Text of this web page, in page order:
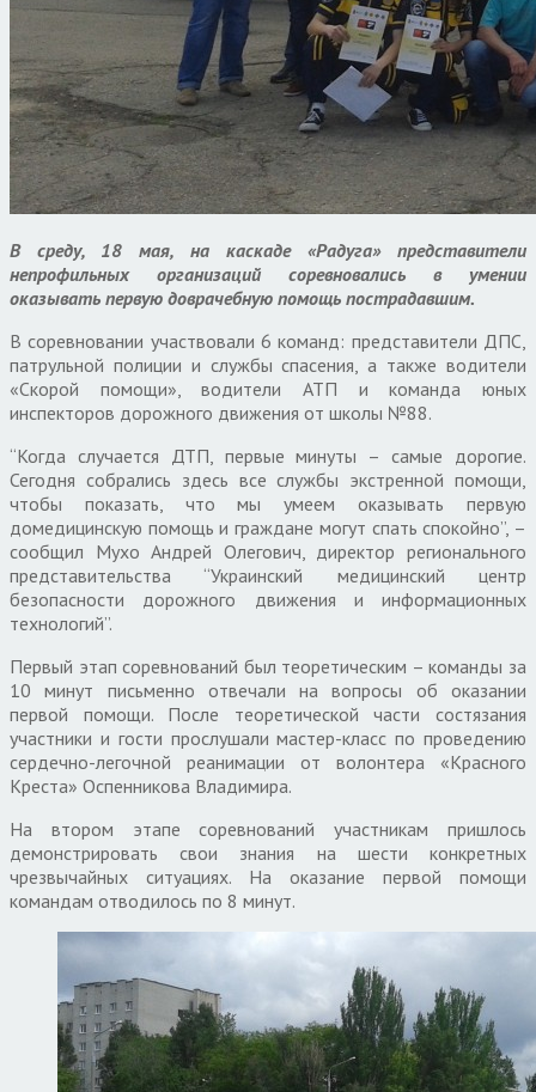
В среду, 18 мая, на каскаде «Радуга» представители
непрофильных организаций соревновались в умении
оказывать первую доврачебную помощь пострадавшим.
В соревновании участвовали 6 команд: представители ДПС,
патрульной полиции и службы спасения, а также водители
«Скорой помощи», водители АТП и команда юных
инспекторов дорожного движения от школы №88.
“Когда случается ДТП, первые минуты – самые дорогие.
Сегодня собрались здесь все службы экстренной помощи,
чтобы показать, что мы умеем оказывать первую
домедицинскую помощь и граждане могут спать спокойно”, –
сообщил Мухо Андрей Олегович, директор регионального
представительства “Украинский медицинский центр
безопасности дорожного движения и информационных
технологий”.
Первый этап соревнований был теоретическим – команды за
10 минут письменно отвечали на вопросы об оказании
первой помощи. После теоретической части состязания
участники и гости прослушали мастер-класс по проведению
сердечно-легочной реанимации от волонтера «Красного
Креста» Оспенникова Владимира.
На втором этапе соревнований участникам пришлось
демонстрировать свои знания на шести конкретных
чрезвычайных ситуациях. На оказание первой помощи
командам отводилось по 8 минут.